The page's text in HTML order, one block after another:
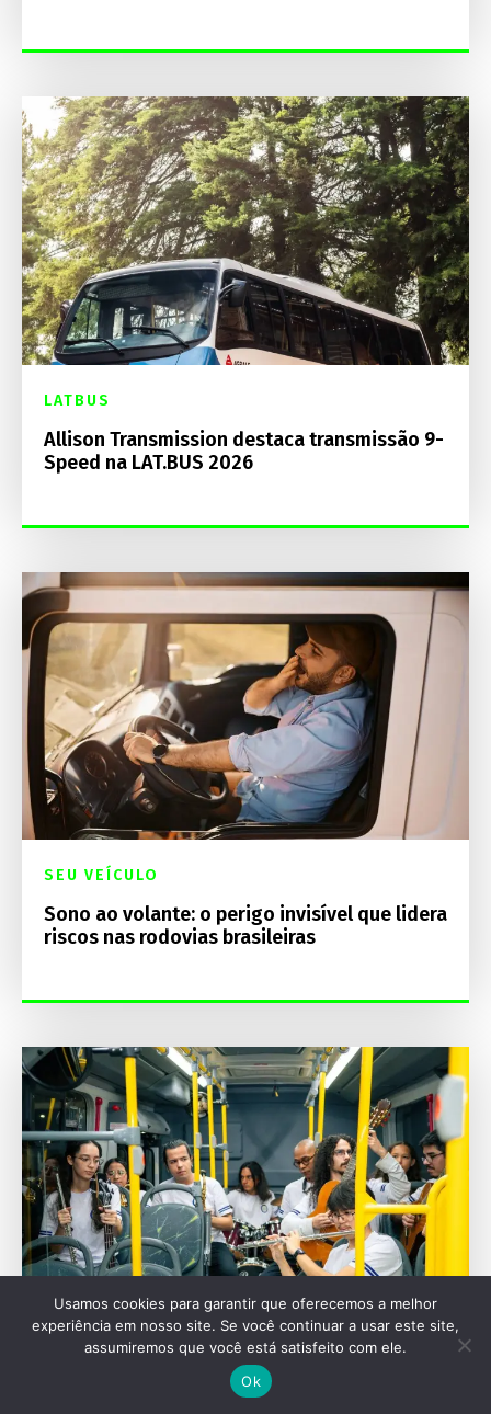
LATBUS
Allison Transmission destaca transmissão 9-
Speed na LAT.BUS 2026
SEU VEÍCULO
Sono ao volante: o perigo invisível que lidera
riscos nas rodovias brasileiras
ESPECIAIS
Mercedes-Benz celebra 70 anos de história
Usamos cookies para garantir que oferecemos a melhor
experiência em nosso site. Se você continuar a usar este site,
assumiremos que você está satisfeito com ele.
Ok